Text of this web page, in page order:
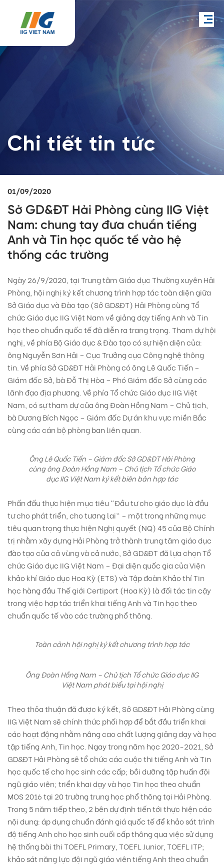
Chi tiết tin tức
01/09/2020
Sở GD&ĐT Hải Phòng cùng IIG Việt
Nam: chung tay đưa chuẩn tiếng
Anh và Tin học quốc tế vào hệ
thống các trường
Ngày 26/9/2020, tại Trung tâm Giáo dục Thường xuyên Hải
Phòng, hội nghị ký kết chương trình hợp tác toàn diện giữa
Sở Giáo dục và Đào tạo (Sở GD&ĐT) Hải Phòng cùng Tổ
chức Giáo dục IIG Việt Nam về giảng dạy tiếng Anh và Tin
học theo chuẩn quốc tế đã diễn ra trang trọng. Tham dự hội
nghị, về phía Bộ Giáo dục & Đào tạo có sự hiện diện của:
ông Nguyễn Sơn Hải – Cục Trưởng cục Công nghệ thông
tin. Về phía Sở GD&ĐT Hải Phòng có ông Lê Quốc Tiến –
Giám đốc Sở, bà Đỗ Thị Hòa – Phó Giám đốc Sở cùng các
lãnh đạo địa phương. Về phía Tổ chức Giáo dục IIG Việt
Nam, có sự tham dự của ông Đoàn Hồng Nam – Chủ tịch,
bà Dương Bích Ngọc – Giám đốc Dự án khu vực miền Bắc
cùng các cán bộ phòng ban liên quan.
Ông Lê Quốc Tiến – Giám đốc Sở GD&ĐT Hải Phòng
cùng ông Đoàn Hồng Nam – Chủ tịch Tổ chức Giáo
dục IIG Việt Nam ký kết biên bản hợp tác
Phấn đấu thực hiện mục tiêu “Đầu tư cho giáo dục là đầu
tư cho phát triển, cho tương lai” – một trong những mục
tiêu quan trọng thực hiện Nghị quyết (NQ) 45 của Bộ Chính
trị nhằm xây dựng Hải Phòng trở thành trung tâm giáo dục
đào tạo của cả vùng và cả nước, Sở GD&ĐT đã lựa chọn Tổ
chức Giáo dục IIG Việt Nam – Đại diện quốc gia của Viện
khảo khí Giáo dục Hoa Kỳ (ETS) và Tập đoàn Khảo thí Tin
học hàng đầu Thế giới Certiport (Hoa Kỳ) là đối tác tin cậy
trong việc hợp tác triển khai tiếng Anh và Tin học theo
chuẩn quốc tế vào các trường phổ thông.
Toàn cảnh hội nghị ký kết chương trình hợp tác
Ông Đoàn Hồng Nam – Chủ tịch Tổ chức Giáo dục IIG
Việt Nam phát biểu tại hội nghị
Theo thỏa thuận đã được ký kết, Sở GD&ĐT Hải Phòng cùng
IIG Việt Nam sẽ chính thức phối hợp để bắt đầu triển khai
các hoạt động nhằm nâng cao chất lượng giảng dạy và học
tập tiếng Anh, Tin học. Ngay trong năm học 2020-2021, Sở
GD&ĐT Hải Phòng sẽ tổ chức các cuộc thi tiếng Anh và Tin
học quốc tế cho học sinh các cấp; bồi dưỡng tập huấn đội
ngũ giáo viên; triển khai dạy và học Tin học theo chuẩn
MOS 2016 tại 20 trường trung học phổ thông tại Hải Phòng.
Trong 5 năm tiếp theo, 2 bên dự định tiến tới thực hiện các
nội dung: áp dụng chuẩn đánh giá quốc tế để khảo sát trình
độ tiếng Anh cho học sinh cuối cấp thông qua việc sử dụng
hệ thống bài thi TOEFL Primary, TOEFL Junior, TOEFL ITP;
khảo sát năng lực đội ngũ giáo viên tiếng Anh theo chuẩn